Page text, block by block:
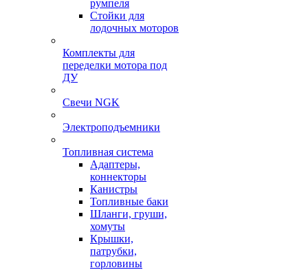
румпеля
Стойки для
лодочных моторов
Комплекты для
переделки мотора под
ДУ
Свечи NGK
Электроподъемники
Топливная система
Адаптеры,
коннекторы
Канистры
Топливные баки
Шланги, груши,
хомуты
Крышки,
патрубки,
горловины